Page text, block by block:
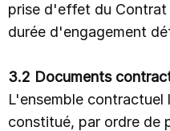
prise d'effet du
durée d'engagement
3.2 Documents
L'ensemble contractuel
constitué, par ordre de